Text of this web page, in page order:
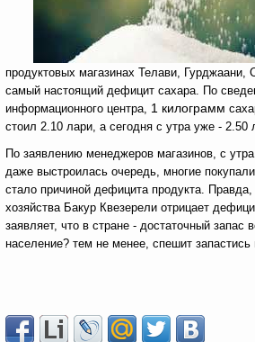
продуктовых магазинах Телави, Гурджаани,
самый настоящий дефицит сахара. По
информационного центра, 1 килограмм
стоил 2.10 лари, а сегодня с утра уже - 2.50
По заявлению менеджеров магазинов, с
даже выстроилась очередь, многие
стало причиной дефицита продукта. Правда,
хозяйства Бакур Квезерели отрицает
заявляет, что в стране - достаточный запас
население? тем не менее, спешит запастись